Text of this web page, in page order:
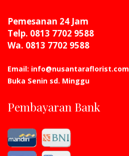
Pemesanan 24 Jam
Telp. 0813 7702 9588
Wa. 0813 7702 9588
Email: info@nusantaraflorist.com
Buka Senin sd. Minggu
Pembayaran Bank